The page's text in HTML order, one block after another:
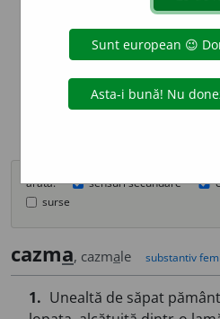
info
Aceste definiții
echipa
originale se află
preferințe
arată: sensuri secundare
surse
cazma, cazmale substantiv
1. Unealtă de săpat